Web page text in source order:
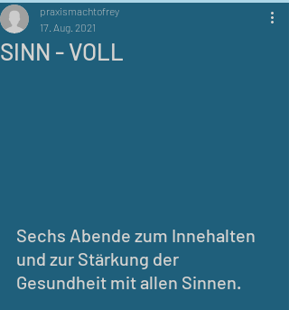
SINN - VOLL
praxismachtofrey
17. Aug. 2021
Sechs Abende zum Innehalten
und zur Stärkung der
Gesundheit mit allen Sinnen.